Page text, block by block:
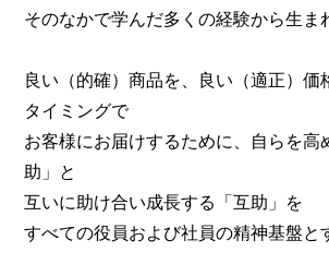
そのなかで学んだ多くの経験から生ま
良い（的確）商品を、良い（適正）価
タイミングで
お客様にお届けするために、自らを高
助」と
互いに助け合い成長する「互助」を
すべての役員および社員の精神基盤と